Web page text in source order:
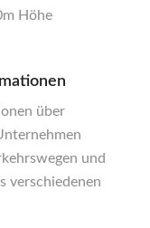
Höhe
über
und
verschiedenen